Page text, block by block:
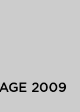
2009